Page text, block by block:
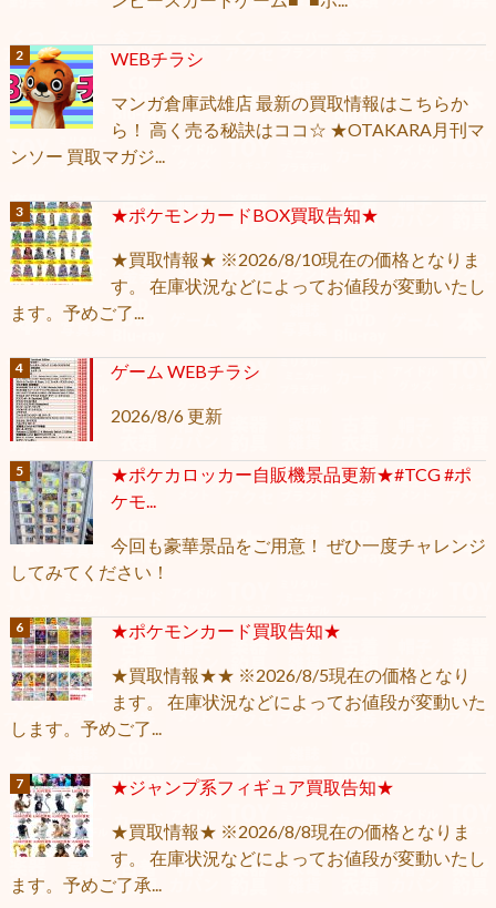
WEBチラシ
マンガ倉庫武雄店 最新の買取情報はこちらか
ら！ 高く売る秘訣はココ☆ ★OTAKARA月刊マ
ンソー 買取マガジ...
★ポケモンカードBOX買取告知★
★買取情報★ ※2026/8/10現在の価格となりま
す。 在庫状況などによってお値段が変動いたし
ます。予めご了...
ゲーム WEBチラシ
2026/8/6 更新
★ポケカロッカー自販機景品更新★#TCG #ポ
ケモ...
今回も豪華景品をご用意！ ぜひ一度チャレンジ
してみてください！
★ポケモンカード買取告知★
★買取情報★★ ※2026/8/5現在の価格となり
ます。 在庫状況などによってお値段が変動いた
します。予めご了...
★ジャンプ系フィギュア買取告知★
★買取情報★ ※2026/8/8現在の価格となりま
す。 在庫状況などによってお値段が変動いたし
ます。予めご了承...